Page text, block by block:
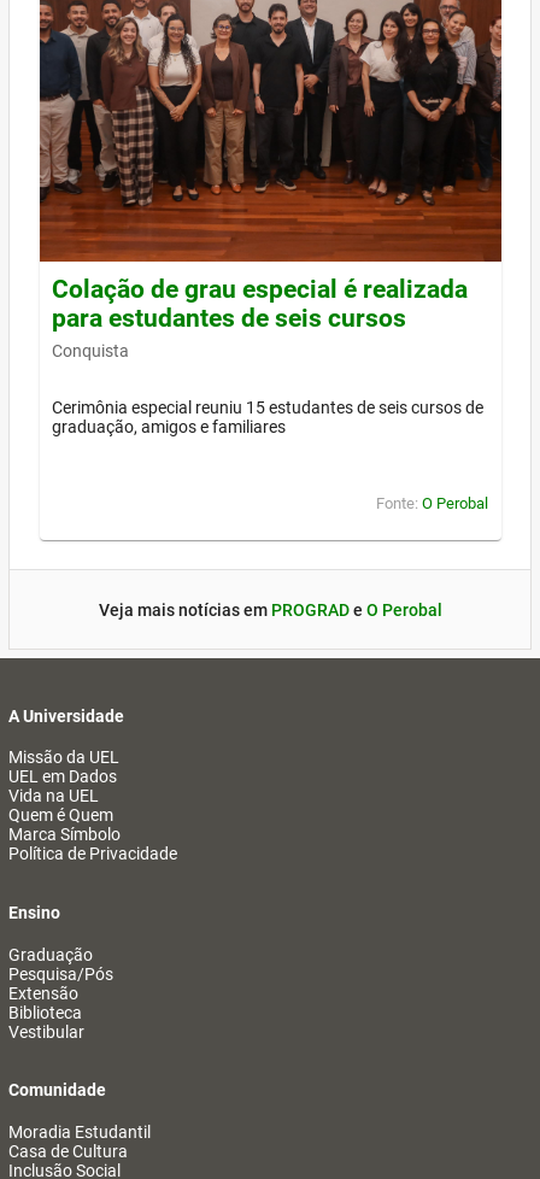
Colação de grau especial é realizada
para estudantes de seis cursos
Conquista
Cerimônia especial reuniu 15 estudantes de seis cursos de
graduação, amigos e familiares
Fonte: O Perobal
Veja mais notícias em PROGRADe O Perobal
A Universidade
Missão da UEL
UEL em Dados
Vida na UEL
Quem é Quem
Marca Símbolo
Política de Privacidade
Ensino
Graduação
Pesquisa/Pós
Extensão
Biblioteca
Vestibular
Comunidade
Moradia Estudantil
Casa de Cultura
Inclusão Social